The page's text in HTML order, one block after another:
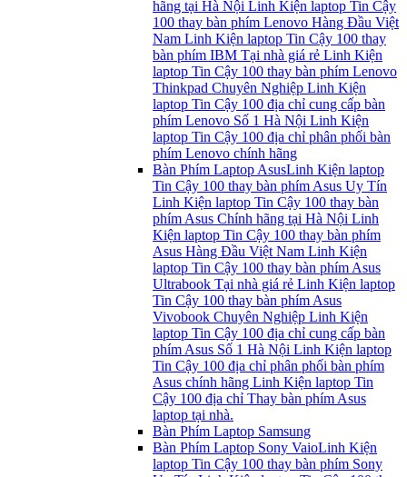
hãng tại Hà Nội Linh Kiện laptop Tin Cậy
100 thay bàn phím Lenovo Hàng Đầu Việt
Nam Linh Kiện laptop Tin Cậy 100 thay
bàn phím IBM Tại nhà giá rẻ Linh Kiện
laptop Tin Cậy 100 thay bàn phím Lenovo
Thinkpad Chuyên Nghiệp Linh Kiện
laptop Tin Cậy 100 địa chỉ cung cấp bàn
phím Lenovo Số 1 Hà Nội Linh Kiện
laptop Tin Cậy 100 địa chỉ phân phối bàn
phím Lenovo chính hãng
Bàn Phím Laptop AsusLinh Kiện laptop
Tin Cậy 100 thay bàn phím Asus Uy Tín
Linh Kiện laptop Tin Cậy 100 thay bàn
phím Asus Chính hãng tại Hà Nội Linh
Kiện laptop Tin Cậy 100 thay bàn phím
Asus Hàng Đầu Việt Nam Linh Kiện
laptop Tin Cậy 100 thay bàn phím Asus
Ultrabook Tại nhà giá rẻ Linh Kiện laptop
Tin Cậy 100 thay bàn phím Asus
Vivobook Chuyên Nghiệp Linh Kiện
laptop Tin Cậy 100 địa chỉ cung cấp bàn
phím Asus Số 1 Hà Nội Linh Kiện laptop
Tin Cậy 100 địa chỉ phân phối bàn phím
Asus chính hãng Linh Kiện laptop Tin
Cậy 100 địa chỉ Thay bàn phím Asus
laptop tại nhà.
Bàn Phím Laptop Samsung
Bàn Phím Laptop Sony VaioLinh Kiện
laptop Tin Cậy 100 thay bàn phím Sony